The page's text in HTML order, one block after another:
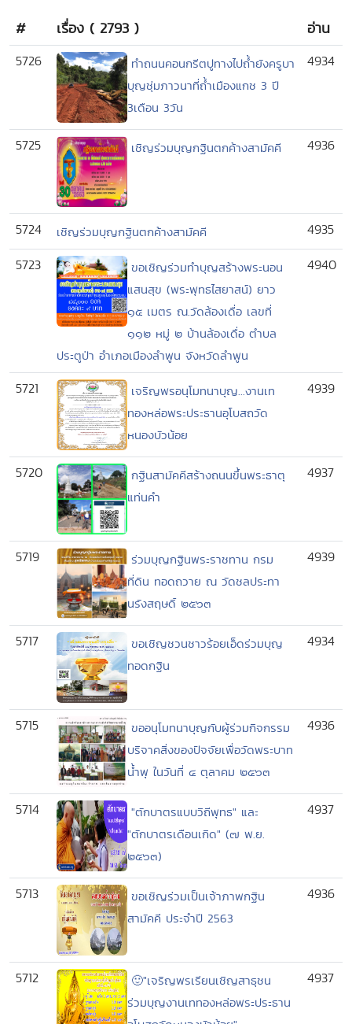
# เรื่อง ( 2793 ) อ่าน
5726
ทำถนนคอนกรีตปูทางไปถ้ำยังครูบา
บุญชุ่มภาวนาที่ถ้ำเมืองแกช 3 ปี
3เดือน 3วัน
4934
5725 เชิญร่วมบุญกฐินตกค้างสามัคคี 4936
5724 เชิญร่วมบุญกฐินตกค้างสามัคคี
4935
5723
ขอเชิญร่วมทำบุญสร้างพระนอน
แสนสุข (พระพุทธไสยาสน์) ยาว
๑๕ เมตร ณ.วัดล้องเดื่อ เลขที่
๑๑๒ หมู่ ๒ บ้านล้องเดื่อ ตำบล
ประตูป่า อำเภอเมืองลำพูน จังหวัดลำพูน
4940
5721
เจริญพรอนุโมทนาบุญ...งานเท
ทองหล่อพระประธานอุโบสถวัด
หนองบัวน้อย
4939
5720
กฐินสามัคคีสร้างถนนขึ้นพระธาตุ
แท่นคำ
4937
5719
ร่วมบุญกฐินพระราชทาน กรม
ที่ดิน ทอดถวาย ณ วัดชลประทา
นรังสฤษดิ์ ๒๕๖๓
4939
5717
ขอเชิญชวนชาวร้อยเอ็ดร่วมบุญ
ทอดกฐิน
4934
5715
ขออนุโมทนาบุญกับผู้ร่วมกิจกรรม
บริจาคสิ่งของปัจจัยเพื่อวัดพระบาท
น้ำพุ ในวันที่ ๔ ตุลาคม ๒๕๖๓
4936
5714
"ตักบาตรแบบวิถีพุทธ" และ
"ตักบาตรเดือนเกิด" (๗ พ.ย.
๒๕๖๓)
4937
5713
ขอเชิญร่วมเป็นเจ้าภาพกฐิน
สามัคคี ประจำปี 2563
4936
5712
🙂"เจริญพรเรียนเชิญสาธุชน
ร่วมบุญงานเททองหล่อพระประธาน
4937